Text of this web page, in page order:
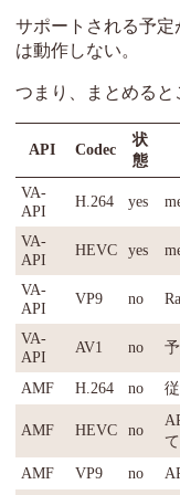
サポートされる予
は動作しない。
つまり、まとめると
API Codec
状
態
VA-
API
H.264 yes
VA-
API
HEVC yes
VA-
API
VP9 no
VA-
API
AV1 no
AMF H.264 no
AMF HEVC no
AMF
VP9 no